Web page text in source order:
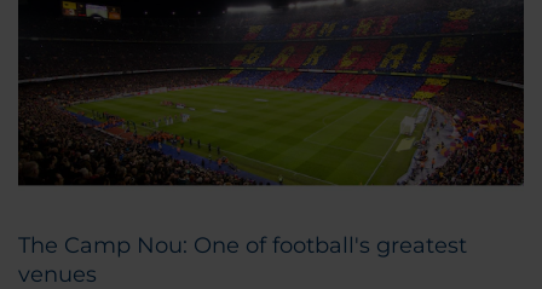
The Camp Nou: One of football's greatest
venues